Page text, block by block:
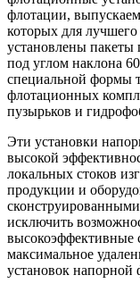
флотации,
которых для
установлены пакеты
под углом наклона
специальной формы
флотационных
пузырьков и
Эти установки
высокой
локальных стоков
продукции и
исключить
высокоэффективные
максимальное
установок напорной